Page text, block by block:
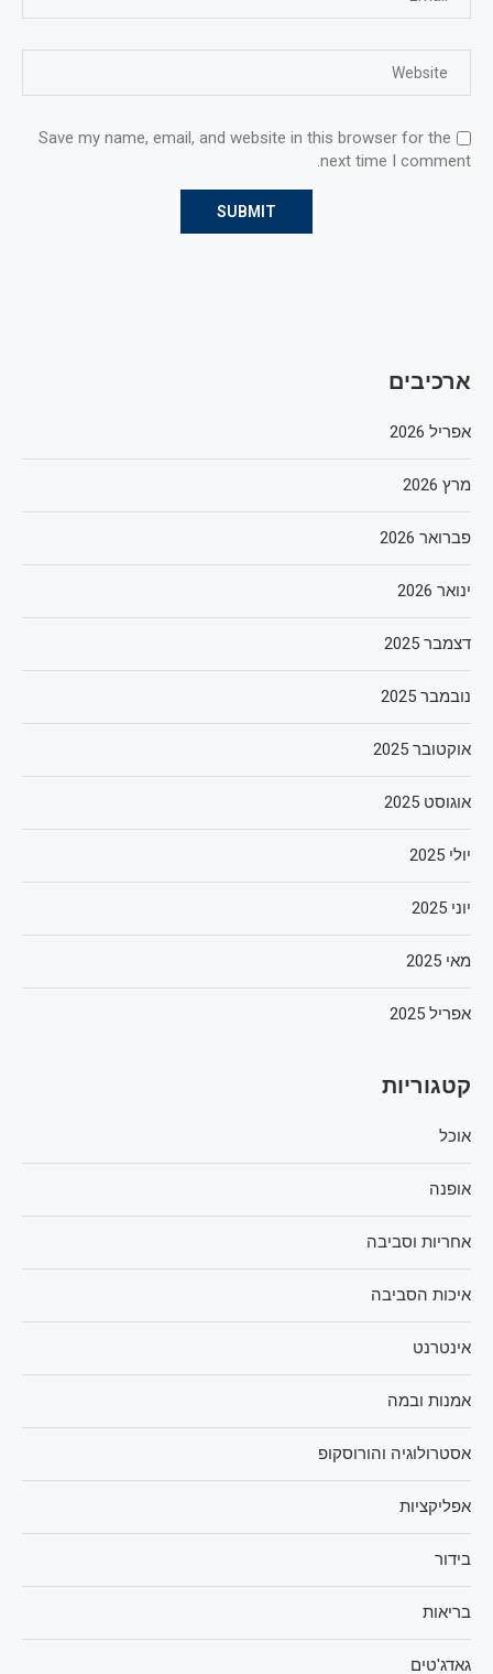
Save my name, email, and website in this browser for the
next time I comment.
ארכיבים
אפריל 2026
מרץ 2026
פברואר 2026
ינואר 2026
דצמבר 2025
נובמבר 2025
אוקטובר 2025
אוגוסט 2025
יולי 2025
יוני 2025
מאי 2025
אפריל 2025
קטגוריות
אוכל
אופנה
אחריות וסביבה
איכות הסביבה
אינטרנט
אמנות ובמה
אסטרולוגיה והורוסקופ
אפליקציות
בידור
בריאות
גאדג'טים